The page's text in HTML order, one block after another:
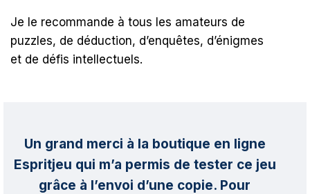
Je le recommande à tous les amateurs de
puzzles, de déduction, d’enquêtes, d’énigmes
et de défis intellectuels.
Un grand merci à la boutique en ligne
Espritjeu qui m’a permis de tester ce jeu
grâce à l’envoi d’une copie. Pour